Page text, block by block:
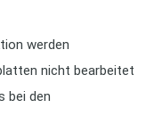
werden
nicht bearbeitet
bei den